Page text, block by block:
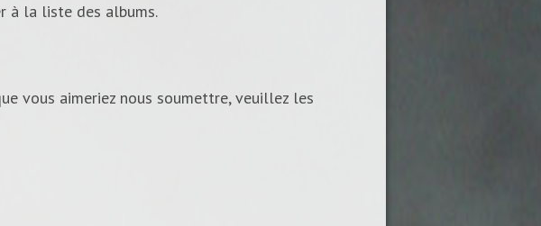
à la liste des albums.
vous aimeriez nous soumettre, veuillez les